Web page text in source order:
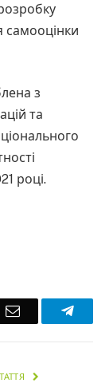
самооцінки
з
та
році.
Email